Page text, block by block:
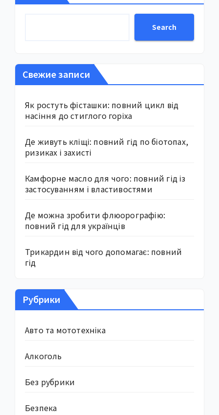
Search
Свежие записи
Як ростуть фісташки: повний цикл від
насіння до стиглого горіха
Де живуть кліщі: повний гід по біотопах,
ризиках і захисті
Камфорне масло для чого: повний гід із
застосуванням і властивостями
Де можна зробити флюорографію:
повний гід для українців
Трикардин від чого допомагає: повний
гід
Рубрики
Авто та мототехніка
Алкоголь
Без рубрики
Безпека